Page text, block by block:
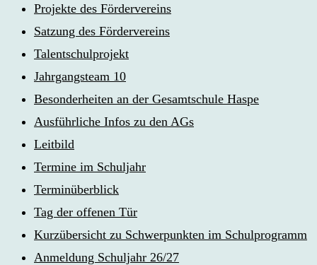
Projekte des Fördervereins
Satzung des Fördervereins
Talentschulprojekt
Jahrgangsteam 10
Besonderheiten an der Gesamtschule Haspe
Ausführliche Infos zu den AGs
Leitbild
Termine im Schuljahr
Terminüberblick
Tag der offenen Tür
Kurzübersicht zu Schwerpunkten im Schulprogramm
Anmeldung Schuljahr 26/27